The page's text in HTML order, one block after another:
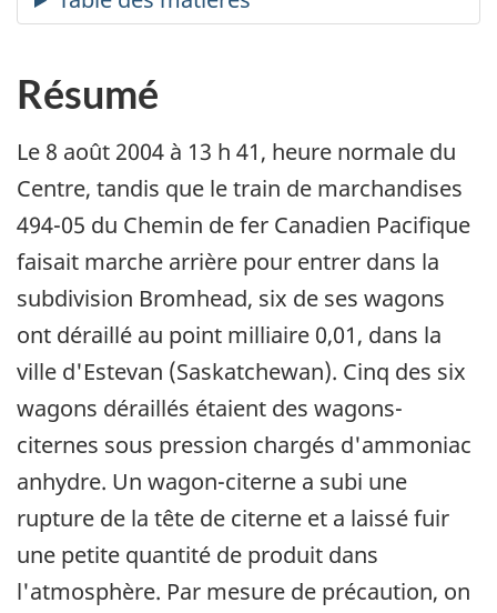
Résumé
Le 8 août 2004 à 13 h 41, heure normale du
Centre, tandis que le train de marchandises
494-05 du Chemin de fer Canadien Pacifique
faisait marche arrière pour entrer dans la
subdivision Bromhead, six de ses wagons
ont déraillé au point milliaire 0,01, dans la
ville d'Estevan (Saskatchewan). Cinq des six
wagons déraillés étaient des wagons-
citernes sous pression chargés d'ammoniac
anhydre. Un wagon-citerne a subi une
rupture de la tête de citerne et a laissé fuir
une petite quantité de produit dans
l'atmosphère. Par mesure de précaution, on